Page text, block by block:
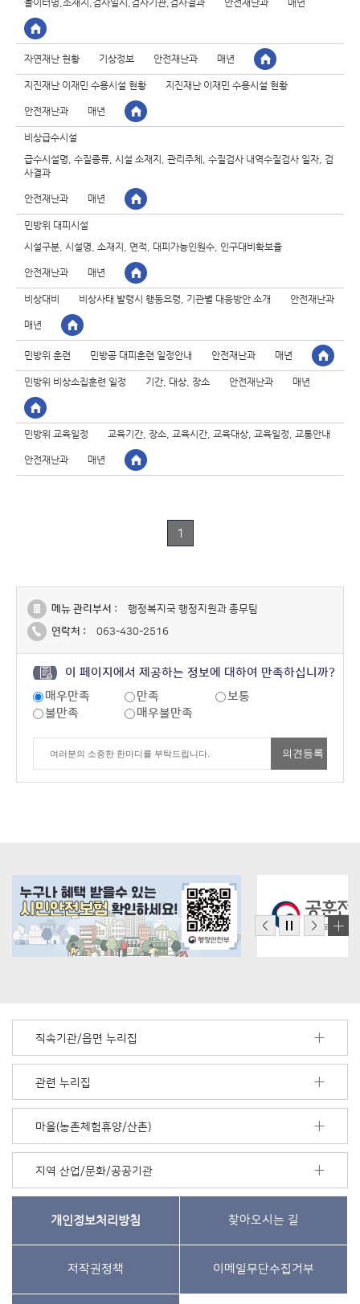
놀이터명,소재지,검사일시,검사기관,검사결과
안전재난과 매년
자연재난 현황 기상정보 안전재난과 매년
지진재난 이재민 수용시설 현황 지진재난 이재민 수용시설 현황
안전재난과 매년
비상급수시설
급수시설명, 수질종류, 시설 소재지, 관리주체, 수질검사 내역수질검사 일자, 검
사결과
안전재난과 매년
민방위 대피시설
시설구분, 시설명, 소재지, 면적, 대피가능인원수, 인구대비확보율
안전재난과 매년
비상대비 비상사태 발령시 행동요령, 기관별 대응방안 소개 안전재난과
매년
민방위 훈련 민방공 대피훈련 일정안내 안전재난과 매년
민방위 비상소집훈련 일정 기간, 대상, 장소 안전재난과 매년
민방위 교육일정 교육기간, 장소, 교육시간, 교육대상, 교육일정, 교통안내
안전재난과 매년
1
메뉴 관리부서 :
행정복지국 행정지원과 총무팀
연락처 :
063-430-2516
이 페이지에서 제공하는 정보에 대하여 만족하십니까?
매우만족
만족
보통
불만족
매우불만족
직속기관/읍면 누리집
관련 누리집
마을(농촌체험휴양/산촌)
지역 산업/문화/공공기관
개인정보처리방침 찾아오시는 길
저작권정책 이메일무단수집거부